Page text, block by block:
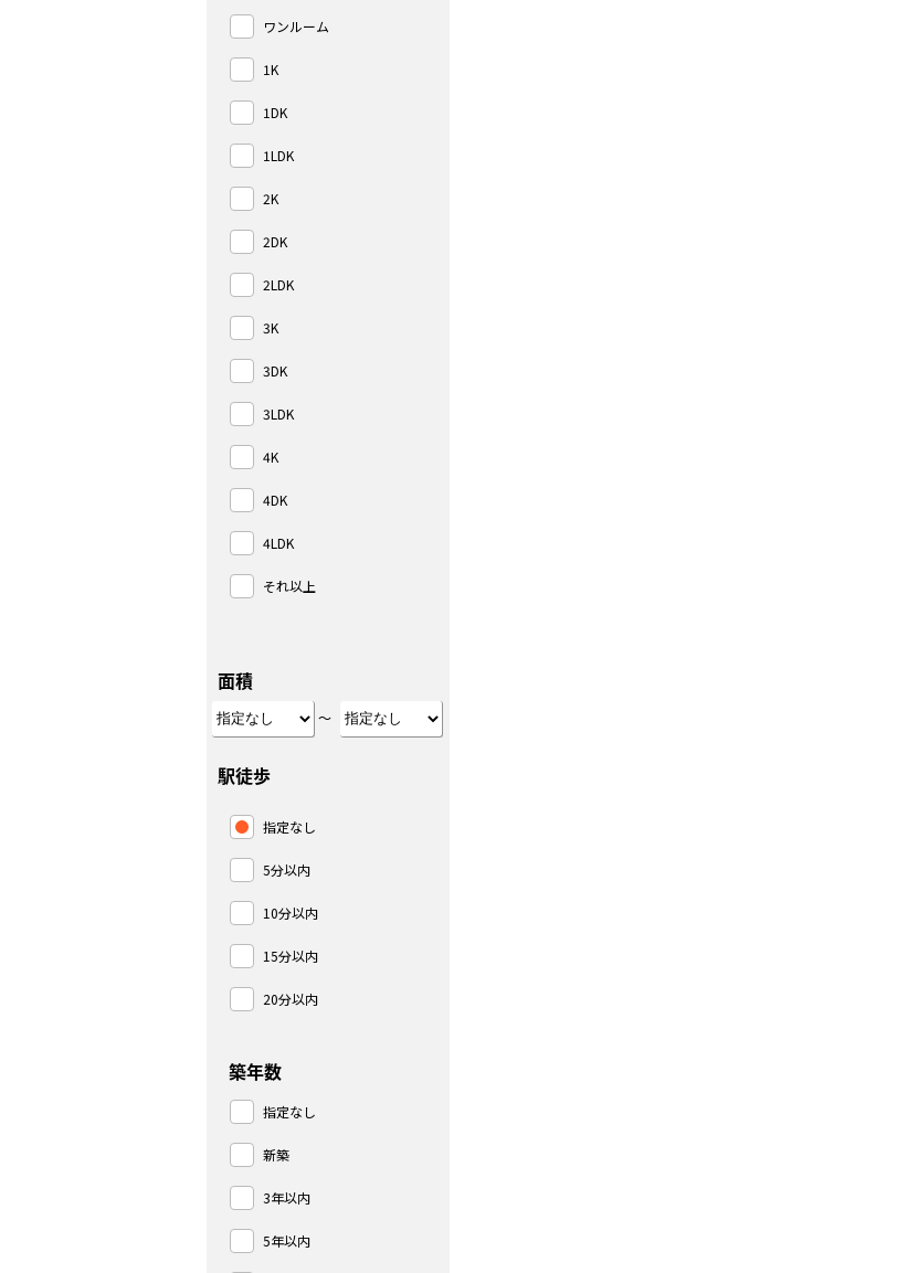
ワンルーム
1K
1DK
1LDK
2K
2DK
2LDK
3K
3DK
3LDK
4K
4DK
4LDK
それ以上
面積
～
駅徒歩
指定なし
5分以内
10分以内
15分以内
20分以内
築年数
指定なし
新築
3年以内
5年以内